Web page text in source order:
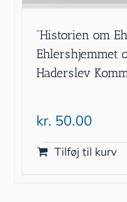
”Historien om
Ehlershjemmet
Haderslev
kr. 50.00
Tilføj til kurv